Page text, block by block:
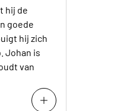
hij de
goede
hij zich
Johan is
van